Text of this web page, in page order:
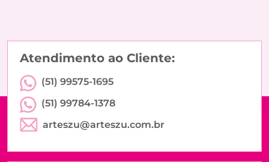
Atendimento ao Cliente:
(51) 99575-1695
(51) 99784-1378
arteszu@arteszu.com.br